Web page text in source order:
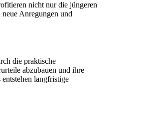
nicht nur die jüngeren
Anregungen und
die praktische
abzubauen und ihre
langfristige